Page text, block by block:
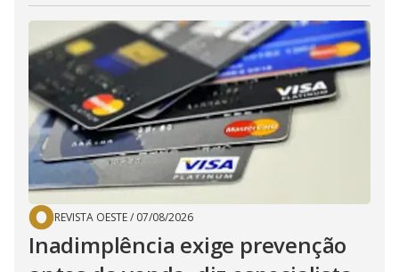
REVISTA OESTE/ 07/08/2026
Inadimplência exige prevenção